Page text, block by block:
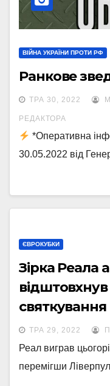
ВІЙНА УКРАЇНИ ПРОТИ РФ
Ранкове
ТРА 30, 2022
РЕДАКТОРА
*Оперативна
30.05.2022 від
ЄВРОКУБКИ
Зірка Реала
відштовхнув
святкування
ТРА 29, 2022
Реал виграв
перемігши